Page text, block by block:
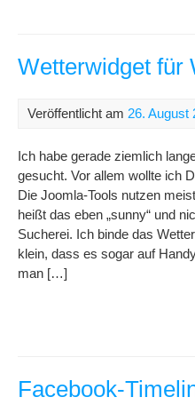
Wetterwidget für
Veröffentlicht am 26. August
Ich habe gerade ziemlich
gesucht. Vor allem wollte ich
Die Joomla-Tools nutzen
heißt das eben „sunny“ und
Sucherei. Ich binde das
klein, dass es sogar auf
man […]
Facebook-